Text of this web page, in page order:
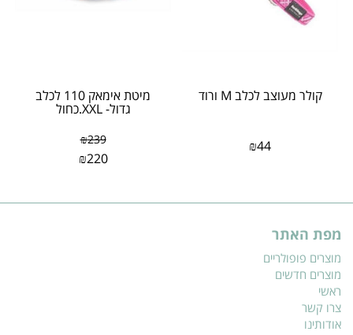
קולר מעוצב לכלב M ורוד
₪44
מיטת אימאק 110 לכלב
גדול- XXL.כחול
₪239
₪220
מפת האתר
מוצרים פופולריים
מוצרים חדשים
ראשי
צרו קשר
אודותינו